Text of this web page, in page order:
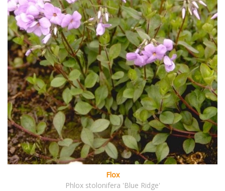
Flox
Phlox stolonifera 'Blue Ridge'